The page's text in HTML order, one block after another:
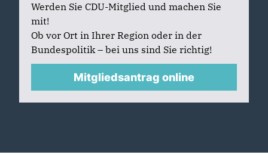
Werden Sie CDU-Mitglied und machen Sie
mit!
Ob vor Ort in Ihrer Region oder in der
Bundespolitik – bei uns sind Sie richtig!
Mitgliedsantrag online